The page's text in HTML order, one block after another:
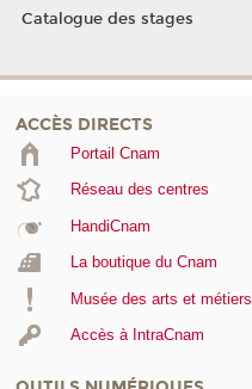
Catalogue des stages
ACCÈS DIRECTS
Portail Cnam
Réseau des centres
HandiCnam
La boutique du Cnam
Musée des arts et métiers
Accès à IntraCnam